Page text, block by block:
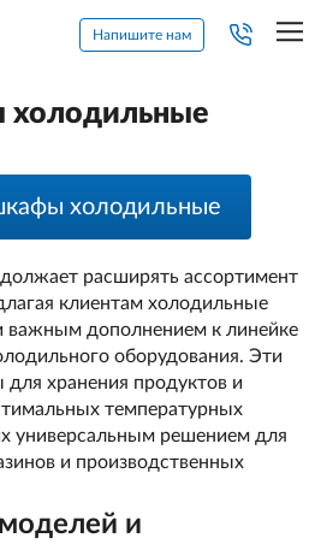
Напишите нам
холодильные
расширять ассортимент
клиентам холодильные
важным дополнением к линейке
оборудования. Эти
хранения продуктов и
температурных
универсальным решением для
и производственных
и